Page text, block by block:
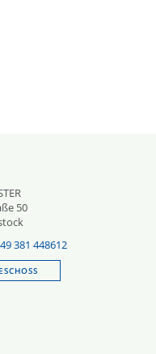
50
381 448612